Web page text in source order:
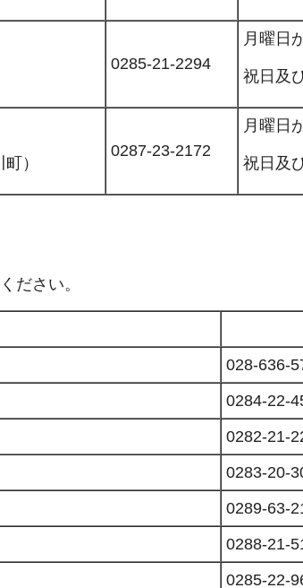
0285-21-2294
月曜日
祝日及
）
0287-23-2172
月曜日
祝日及
ださい。
028-636-
0284-22-
0282-21-
0283-20-
0289-63-
0288-21-
0285-22-